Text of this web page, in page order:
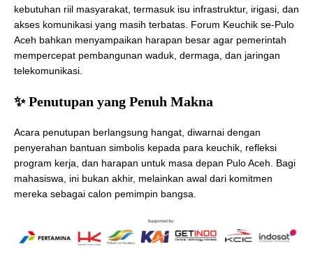
kebutuhan riil masyarakat, termasuk isu infrastruktur, irigasi, dan
akses komunikasi yang masih terbatas. Forum Keuchik se-Pulo
Aceh bahkan menyampaikan harapan besar agar pemerintah
mempercepat pembangunan waduk, dermaga, dan jaringan
telekomunikasi.
✨ Penutupan yang Penuh Makna
Acara penutupan berlangsung hangat, diwarnai dengan
penyerahan bantuan simbolis kepada para keuchik, refleksi
program kerja, dan harapan untuk masa depan Pulo Aceh. Bagi
mahasiswa, ini bukan akhir, melainkan awal dari komitmen
mereka sebagai calon pemimpin bangsa.